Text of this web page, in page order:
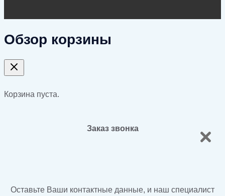
Обзор корзины
Корзина пуста.
Заказ звонка
Оставьте Ваши контактные данные, и наш специалист